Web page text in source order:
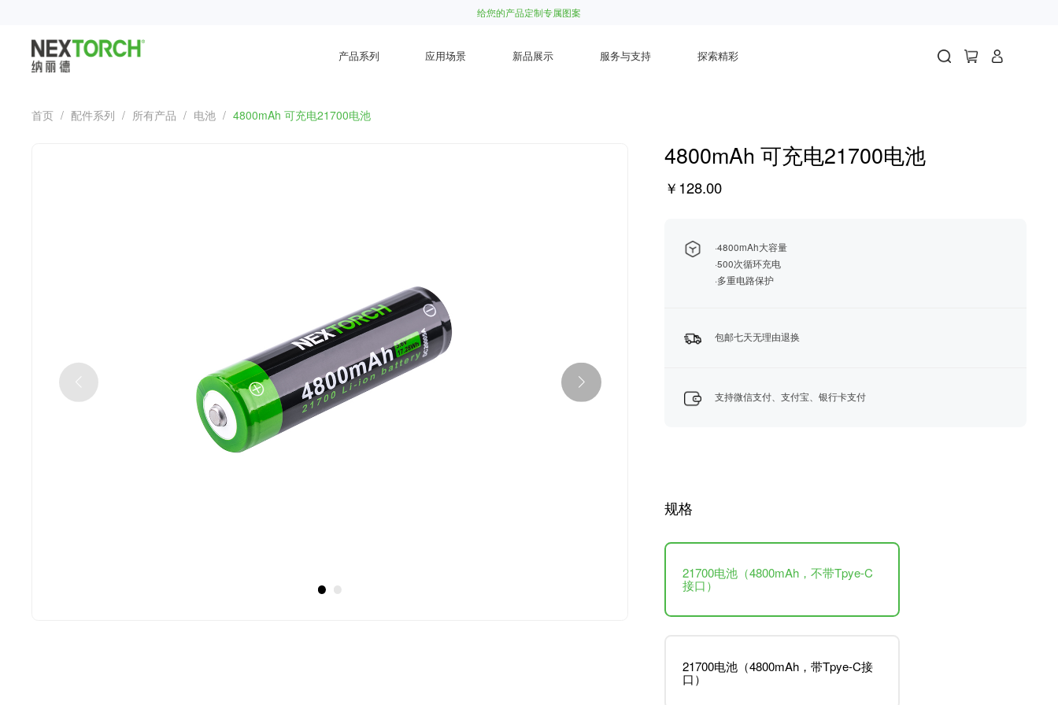
给您的产品定制专属图案
产品系列 应用场景 新品展示 服务与支持 探索精彩
首页 / 配件系列 / 所有产品 / 电池 / 4800mAh 可充电21700电池
4800mAh 可充电21700电池
￥128.00
·4800mAh大容量
·500次循环充电
·多重电路保护
包邮七天无理由退换
支持微信支付、支付宝、银行卡支付
规格
21700电池（4800mAh，不带Tpye-C
接口）
21700电池（4800mAh，带Tpye-C接
口）